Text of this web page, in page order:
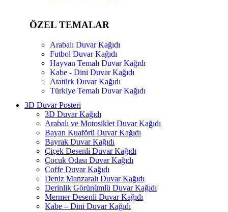
ÖZEL TEMALAR
Arabalı Duvar Kağıdı
Futbol Duvar Kağıdı
Hayvan Temalı Duvar Kağıdı
Kabe - Dini Duvar Kağıdı
Atatürk Duvar Kağıdı
Türkiye Temalı Duvar Kağıdı
3D Duvar Posteri
3D Duvar Kağıdı
Arabalı ve Motosiklet Duvar Kağıdı
Bayan Kuaförü Duvar Kağıdı
Bayrak Duvar Kağıdı
Çiçek Desenli Duvar Kağıdı
Çocuk Odası Duvar Kağıdı
Coffe Duvar Kağıdı
Deniz Manzaralı Duvar Kağıdı
Derinlik Görünümlü Duvar Kağıdı
Mermer Desenli Duvar Kağıdı
Kabe – Dini Duvar Kağıdı